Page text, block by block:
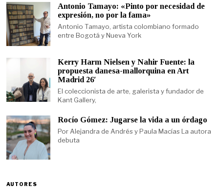
Antonio Tamayo: «Pinto por necesidad de
expresión, no por la fama»
Antonio Tamayo, artista colombiano formado
entre Bogotá y Nueva York
Kerry Harm Nielsen y Nahir Fuente: la
propuesta danesa-mallorquina en Art
Madrid 26′
El coleccionista de arte, galerista y fundador de
Kant Gallery,
Rocío Gómez: Jugarse la vida a un órdago
Por Alejandra de Andrés y Paula Macías La autora
debuta
AUTORES